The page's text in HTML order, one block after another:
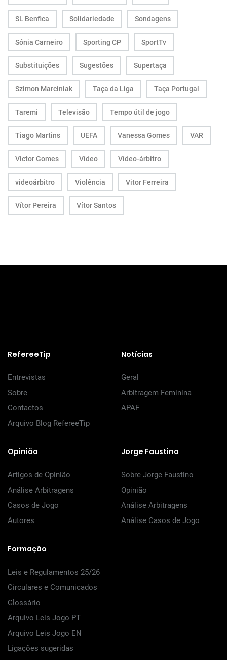
SL Benfica Solidariedade Sondagens
Sónia Carneiro Sporting CP SportTv
Substituições Sugestões Supertaça
Szimon Marciniak Taça da Liga Taça Portugal
Taremi Televisão Tempo útil de jogo
Tiago Martins UEFA Vanessa Gomes VAR
Victor Gomes Vídeo Vídeo-árbitro
videoárbitro Violência Vitor Ferreira
Vítor Pereira Vítor Santos
RefereeTip
Entrevistas
Sobre
Contactos
Arquivo Blog RefereeTip
Notícias
Geral
Arbitragem Feminina
APAF
Opinião
Artigos de Opinião
Análise Arbitragens
Casos de Jogo
Autores
Jorge Faustino
Sobre Jorge Faustino
Opinião
Análise Arbitragens
Análise Casos de Jogo
Formação
Leis e Regulamentos 25/26
Circulares e Comunicados
Glossário
Arquivo Leis Jogo PT
Arquivo Leis Jogo EN
Ligações sugeridas